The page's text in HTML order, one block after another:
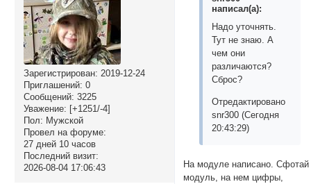
Зарегистрирован: 2019-12-24
Приглашений: 0
Сообщений: 3225
Уважение: [+1251/-4]
Пол: Мужской
Провел на форуме:
27 дней 10 часов
Последний визит:
2026-08-04 17:06:43
написал(а):
Надо уточнять.
Тут не знаю. А
чем они
различаются?
Сброс?
Отредактировано
snr300 (Сегодня
20:43:29)
На модуле написано. Сфотай
модуль, на нем цифры,